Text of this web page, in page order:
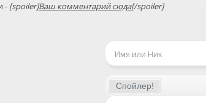
- [spoiler]Ваш комментарий сюда[/spoiler]